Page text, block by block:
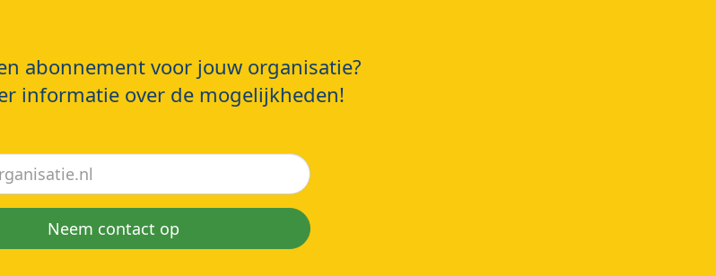
abonnement voor jouw organisatie?
informatie over de mogelijkheden!
Neem contact op